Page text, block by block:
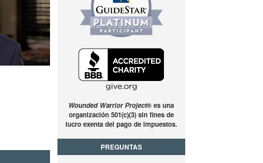
Wounded Warrior Project® es una
organización 501(c)(3) sin fines de
lucro exenta del pago de impuestos.
PREGUNTAS